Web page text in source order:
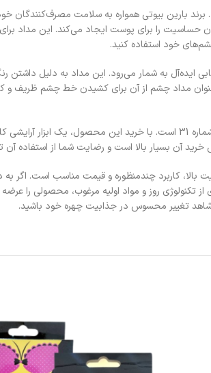
بارین بیوتی همواره به سلامت
از ترکیباتی تولید شده که کمترین میزان حساسیت را برای پوست
خود استفاده کنید.
در آرایش هستند، انتخابی ایده‌آل به شمار می‌رود. این مداد
مداد چشم از آن برای کشیدن خط چشم ظریف و
قیمت مناسب در کنار کیفیت عالی، یکی دیگر از دلایل محبوبیت مداد لب و چشم بارین
آن بسیار بالا است و رضایت شما از استفاده
بیوتی شماره 31 ترکیبی منحصر به فرد از کیفیت بالا، کاربرد
تکنولوژی روز و مواد اولیه مرغوب، محصولی را